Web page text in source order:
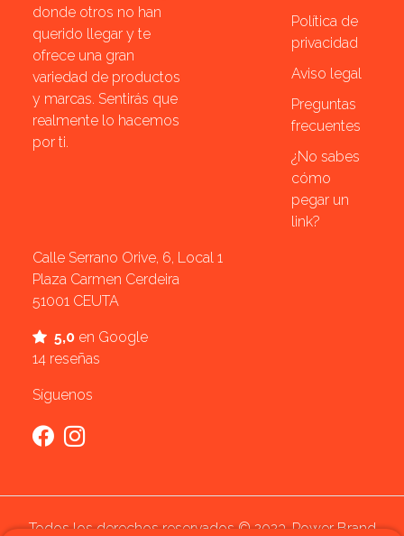
donde otros no han
querido llegar y te
ofrece una gran
variedad de productos
y marcas. Sentirás que
realmente lo hacemos
por ti.
Política de
privacidad
Aviso legal
Preguntas
frecuentes
¿No sabes
cómo
pegar un
link?
Calle Serrano Orive, 6, Local 1
Plaza Carmen Cerdeira
51001 CEUTA
5,0 en Google
14 reseñas
Síguenos
Todos los derechos reservados © 2023. Power Brand